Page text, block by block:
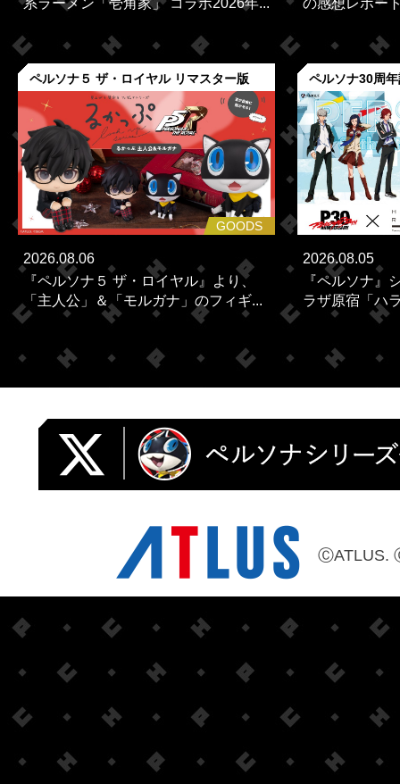
系ラーメン「壱角家」 コラボ2026年... の感想レポー
ペルソナ５ ザ・ロイヤル リマスター版
GOODS
2026.08.06
『ペルソナ５ ザ・ロイヤル』より、
「主人公」＆「モルガナ」のフィギ...
ペルソナ30周
2026.08.05
『ペルソナ』
ラザ原宿「ハ
ⒸATLUS.